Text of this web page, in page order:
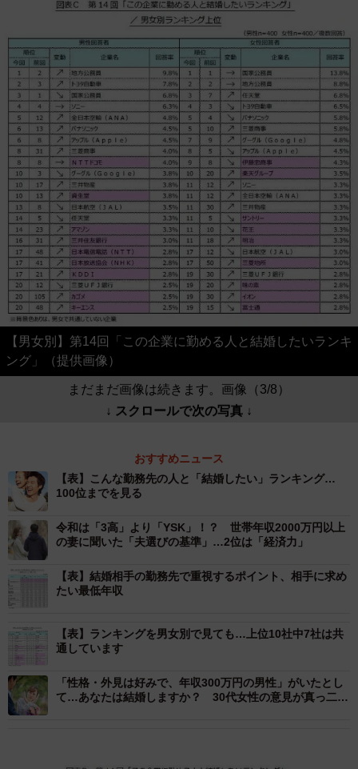
【男女別】第14回「この企業に勤める人と結婚したいランキ
ング」（提供画像）
まだまだ画像は続きます。画像（3/8）
↓ スクロールで次の写真 ↓
おすすめニュース
【表】こんな勤務先の人と「結婚したい」ランキング…
100位までを見る
令和は「3高」より「YSK」！？ 世帯年収2000万円以上
の妻に聞いた「夫選びの基準」…2位は「経済力」
【表】結婚相手の勤務先で重視するポイント、相手に求め
たい最低年収
【表】ランキングを男女別で見ても…上位10社中7社は共
通しています
「性格・外見は好みで、年収300万円の男性」がいたとし
て…あなたは結婚しますか？ 30代女性の意見が真っ二つ